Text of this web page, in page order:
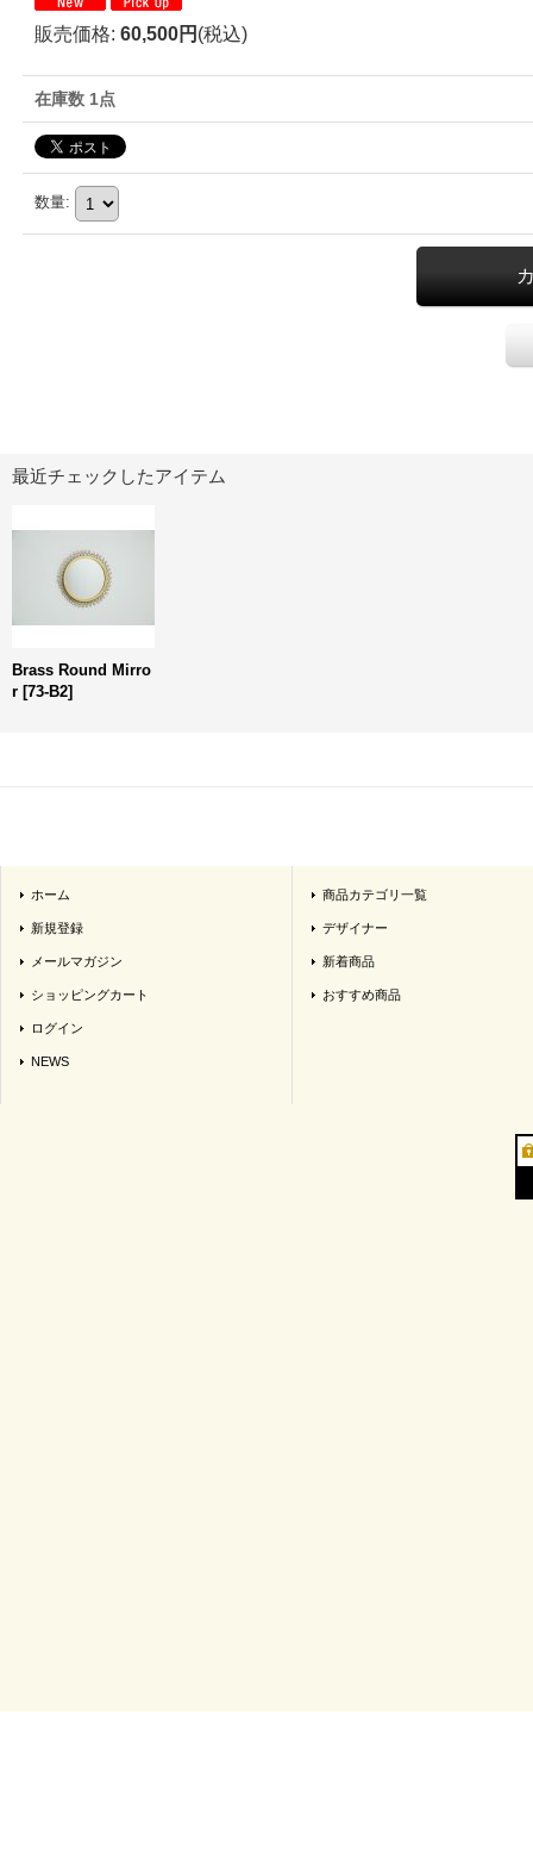
販売価格: 60,500円 (税込)
在庫数 1点
数量:
最近チェックしたアイテム
Brass Round Mirro
r [73-B2]
ホーム
新規登録
メールマガジン
ショッピングカート
ログイン
NEWS
商品カテゴリ一覧
デザイナー
新着商品
おすすめ商品